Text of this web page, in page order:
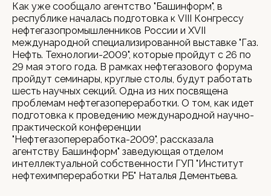
Как уже сообщало агентство "Башинформ", в
республике началась подготовка к VIII Конгрессу
нефтегазопромышленников России и XVII
международной специализированной выставке "Газ.
Нефть. Технологии-2009", которые пройдут с 26 по
29 мая этого года. В рамках нефтегазового форума
пройдут семинары, круглые столы, будут работать
шесть научных секций. Одна из них посвящена
проблемам нефтегазопереработки. О том, как идет
подготовка к проведению международной научно-
практической конференции
"Нефтегазопереработка-2009", рассказала
агентству Башинформ" заведующая отделом
интеллектуальной собственности ГУП "Институт
нефтехимпереработки РБ" Наталья Дементьева.